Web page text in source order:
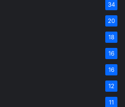
34
20
18
16
16
12
11